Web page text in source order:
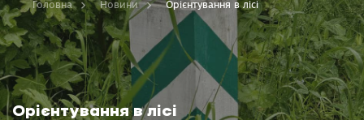
Орієнтування в лісі
Головна Новини Орієнтування в лісі